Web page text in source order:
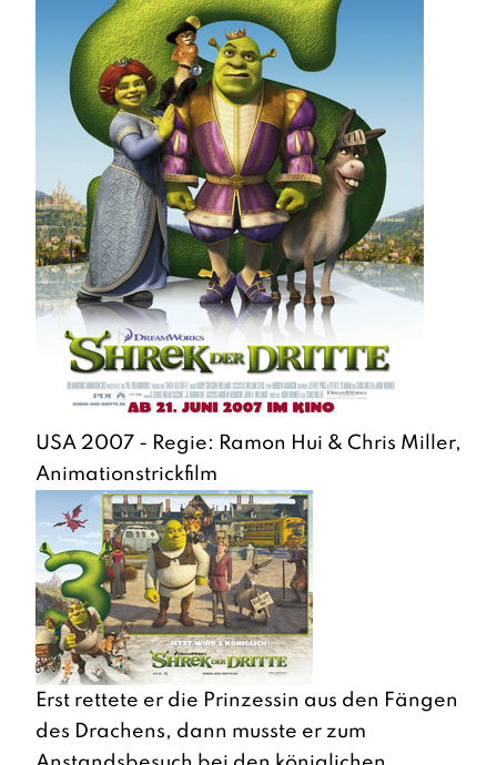
USA 2007 - Regie: Ramon Hui & Chris Miller,
Animationstrickfilm
Erst rettete er die Prinzessin aus den Fängen
des Drachens, dann musste er zum